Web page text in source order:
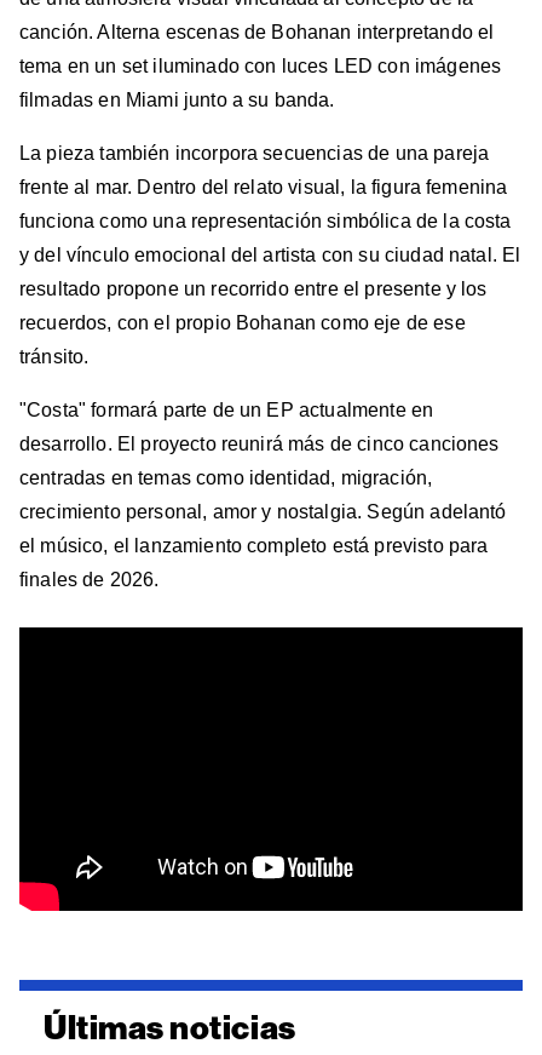
canción. Alterna escenas de Bohanan interpretando el
tema en un set iluminado con luces LED con imágenes
filmadas en Miami junto a su banda.
La pieza también incorpora secuencias de una pareja
frente al mar. Dentro del relato visual, la figura femenina
funciona como una representación simbólica de la costa
y del vínculo emocional del artista con su ciudad natal. El
resultado propone un recorrido entre el presente y los
recuerdos, con el propio Bohanan como eje de ese
tránsito.
"Costa" formará parte de un EP actualmente en
desarrollo. El proyecto reunirá más de cinco canciones
centradas en temas como identidad, migración,
crecimiento personal, amor y nostalgia. Según adelantó
el músico, el lanzamiento completo está previsto para
finales de 2026.
Últimas noticias